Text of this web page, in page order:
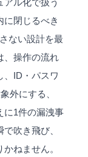
ル化で扱う
に閉じるべき
ない設計を最
、操作の流れ
、ID・パスワ
外にする、
に1件の漏洩事
吹き飛び、
ねません。